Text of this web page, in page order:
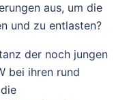
aus, um die
und zu entlasten?
der noch jungen
bei ihren rund